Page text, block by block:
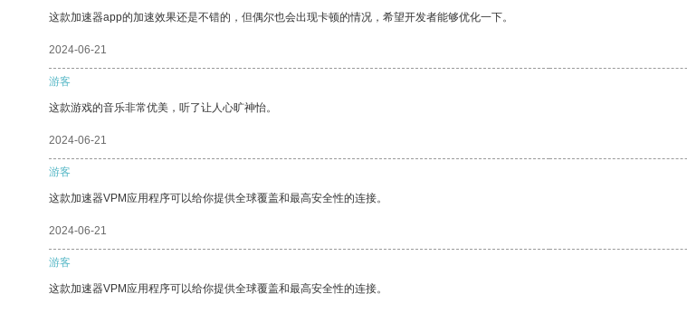
这款加速器app的加速效果还是不错的，但偶尔也会出现卡顿的情况，希望开发者能够优化一下。
2024-06-21
游客
这款游戏的音乐非常优美，听了让人心旷神怡。
2024-06-21
游客
这款加速器VPM应用程序可以给你提供全球覆盖和最高安全性的连接。
2024-06-21
游客
这款加速器VPM应用程序可以给你提供全球覆盖和最高安全性的连接。